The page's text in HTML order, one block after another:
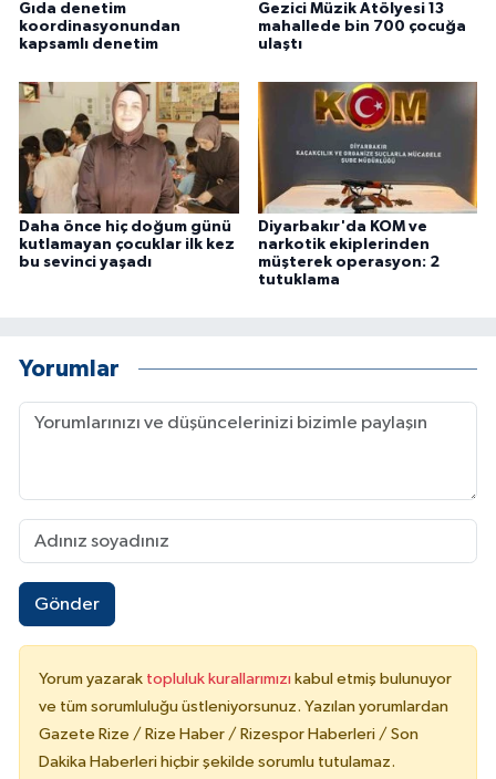
Gıda denetim
koordinasyonundan
kapsamlı denetim
Gezici Müzik Atölyesi 13
mahallede bin 700 çocuğa
ulaştı
Daha önce hiç doğum günü
kutlamayan çocuklar ilk kez
bu sevinci yaşadı
Diyarbakır'da KOM ve
narkotik ekiplerinden
müşterek operasyon: 2
tutuklama
Yorumlar
Gönder
Yorum yazarak topluluk kurallarımızı kabul etmiş bulunuyor
ve tüm sorumluluğu üstleniyorsunuz. Yazılan yorumlardan
Gazete Rize / Rize Haber / Rizespor Haberleri / Son
Dakika Haberleri hiçbir şekilde sorumlu tutulamaz.